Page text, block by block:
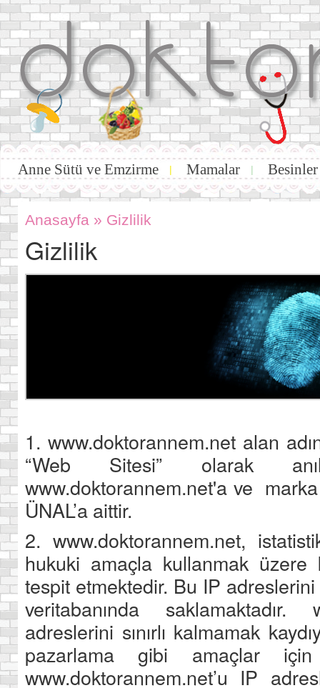
Anne Sütü ve Emzirme | Mamalar | Besinler
Anasayfa » Gizlilik
Gizlilik
1. www.doktorannem.net alan
“Web Sitesi” olarak
www.doktorannem.net'a ve
ÜNAL’a aittir.
2. www.doktorannem.net,
hukuki amaçla kullanmak üzere
tespit etmektedir. Bu IP
veritabanında saklamaktadır.
adreslerini sınırlı kalmamak
pazarlama gibi amaçlar için
www.doktorannem.net’u IP